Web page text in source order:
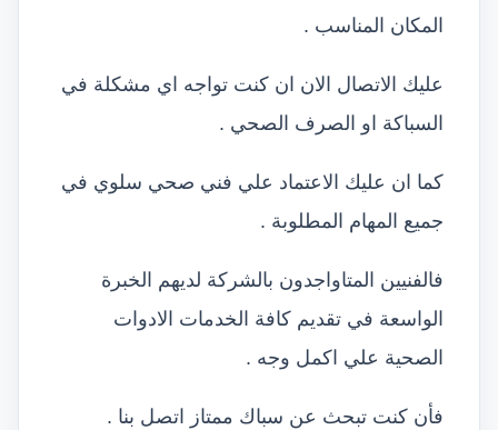
المكان المناسب .
عليك الاتصال الان ان كنت تواجه اي مشكلة في
السباكة او الصرف الصحي .
كما ان عليك الاعتماد علي فني صحي سلوي في
جميع المهام المطلوبة .
فالفنيين المتاواجدون بالشركة لديهم الخبرة
الواسعة في تقديم كافة الخدمات الادوات
الصحية علي اكمل وجه .
فأن كنت تبحث عن سباك ممتاز اتصل بنا .